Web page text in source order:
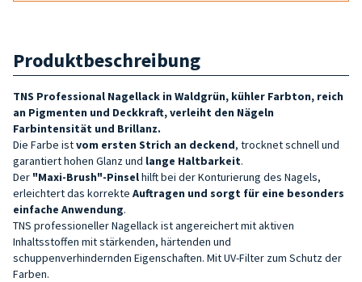
Produktbeschreibung
TNS Professional Nagellack in Waldgrün, kühler Farbton, reich
an Pigmenten und Deckkraft, verleiht den Nägeln
Farbintensität und Brillanz.
Die Farbe istvom ersten Strich an deckend, trocknet schnell und
garantiert hohen Glanz und lange Haltbarkeit.
Der "Maxi-Brush"-Pinselhilft bei der Konturierung des Nagels,
erleichtert das korrekte Auftragen und sorgt für eine besonders
einfache Anwendung.
TNS professioneller Nagellack ist angereichert mit aktiven
Inhaltsstoffen mit stärkenden, härtenden und
schuppenverhindernden Eigenschaften. Mit UV-Filter zum Schutz der
Farben.